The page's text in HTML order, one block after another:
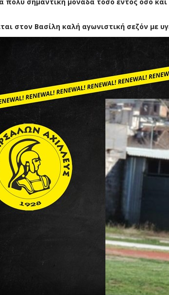
στον Βασίλη καλή αγωνιστική σεζόν με